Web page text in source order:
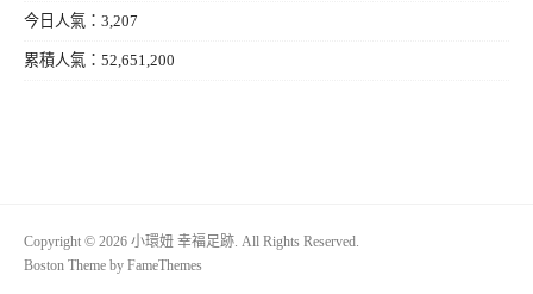
今日人氣：3,207
累積人氣：52,651,200
Copyright © 2026 小環妞 幸福足跡. All Rights Reserved.
Boston Theme by FameThemes